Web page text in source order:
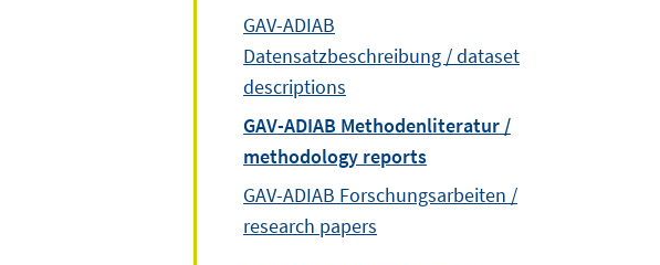
GAV-ADIAB
Datensatzbeschreibung / dataset
descriptions
GAV-ADIAB Methodenliteratur /
methodology reports
GAV-ADIAB Forschungsarbeiten /
research papers